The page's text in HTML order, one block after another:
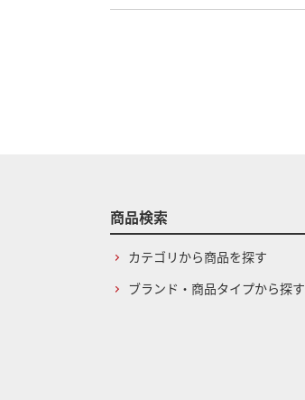
商品検索
カテゴリから商品を探す
ブランド・商品タイプから探す